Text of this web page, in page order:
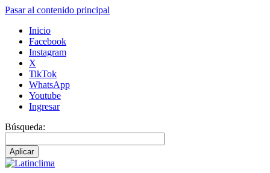
Pasar al contenido principal
Inicio
Facebook
Instagram
X
TikTok
WhatsApp
Youtube
Ingresar
Búsqueda: